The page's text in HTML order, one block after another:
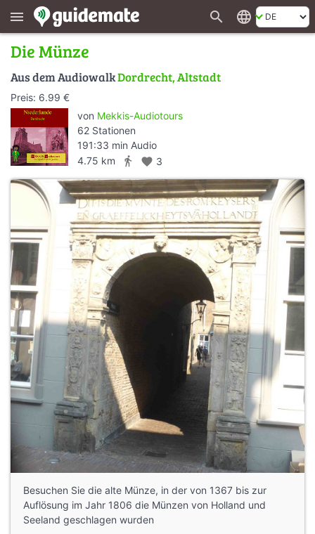
menu search language
Die Münze
Aus dem AudiowalkDordrecht, Altstadt
Preis: 6.99 €
von Mekkis-Audiotours
62 Stationen
191:33 min Audio
4.75 km
directions_walk favorite 3
Besuchen Sie die alte Münze, in der von 1367 bis zur
Auflösung im Jahr 1806 die Münzen von Holland und
Seeland geschlagen wurden